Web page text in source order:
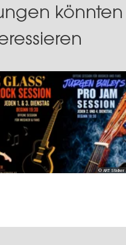
könnten
© ART Stalker